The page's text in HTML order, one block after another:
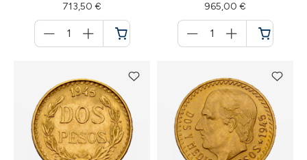
713,50 €
für
Warenkorb
965,00 €
für
Warenkorb